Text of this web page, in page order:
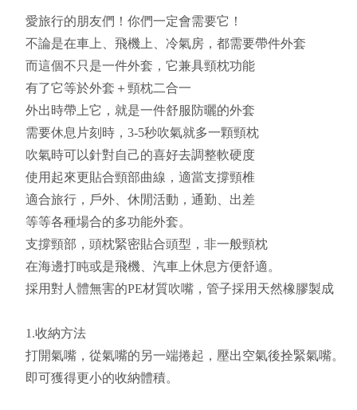
愛旅行的朋友們！你們一定會需要它！
不論是在車上、飛機上、冷氣房，都需要帶件外套
而這個不只是一件外套，它兼具頸枕功能
有了它等於外套＋頸枕二合一
外出時帶上它，就是一件舒服防曬的外套
需要休息片刻時，3-5秒吹氣就多一顆頸枕
吹氣時可以針對自己的喜好去調整軟硬度
使用起來更貼合頸部曲線，適當支撐頸椎
適合旅行，戶外、休閒活動，通勤、出差
等等各種場合的多功能外套。
支撐頸部，頭枕緊密貼合頭型，非一般頸枕
在海邊打盹或是飛機、汽車上休息方便舒適。
採用對人體無害的PE材質吹嘴，管子採用天然橡膠製成
1.收納方法
打開氣嘴，從氣嘴的另一端捲起，壓出空氣後拴緊氣嘴。
即可獲得更小的收納體積。